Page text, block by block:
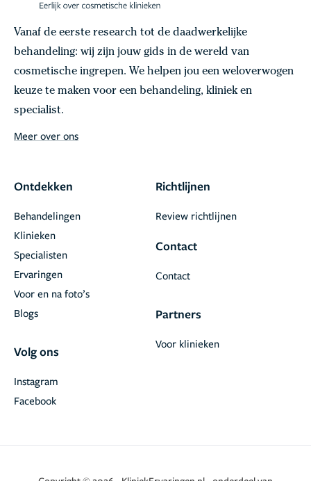
Vanaf de eerste research tot de daadwerkelijke
behandeling: wij zijn jouw gids in de wereld van
cosmetische ingrepen. We helpen jou een weloverwogen
keuze te maken voor een behandeling, kliniek en
specialist.
Meer over ons
Ontdekken
Behandelingen
Klinieken
Specialisten
Ervaringen
Voor en na foto’s
Blogs
Volg ons
Facebook
Instagram
Richtlijnen
Review richtlijnen
Contact
Contact
Partners
Voor klinieken